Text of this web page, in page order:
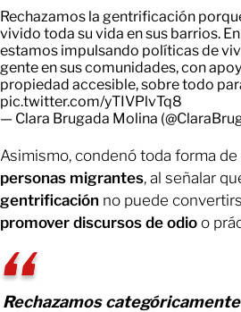
Rechazamos la gentrificación
vivido toda su vida en sus barrios.
estamos impulsando políticas de
gente en sus comunidades, con
propiedad accesible, sobre todo
pic.twitter.com/yTIVPlvTq8
— Clara Brugada Molina
Asimismo, condenó toda forma de
personas migrantes, al señalar
gentrificación no puede
promover discursos de odio o
Rechazamos categóricamente